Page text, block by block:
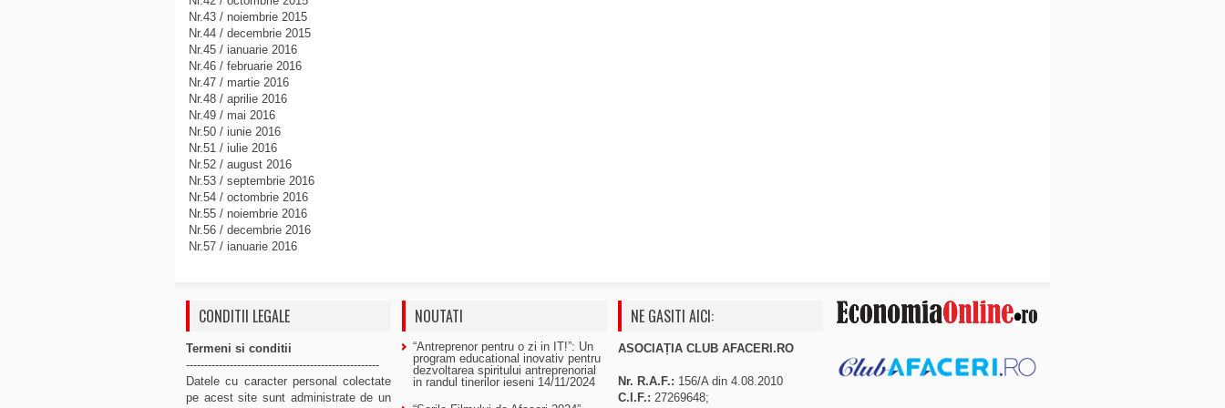
Nr.43 / noiembrie 2015
Nr.44 / decembrie 2015
Nr.45 / ianuarie 2016
Nr.46 / februarie 2016
Nr.47 / martie 2016
Nr.48 / aprilie 2016
Nr.49 / mai 2016
Nr.50 / iunie 2016
Nr.51 / iulie 2016
Nr.52 / august 2016
Nr.53 / septembrie 2016
Nr.54 / octombrie 2016
Nr.55 / noiembrie 2016
Nr.56 / decembrie 2016
Nr.57 / ianuarie 2016
CONDITII LEGALE
Termeni si conditii
-----------------------------------------------------
Datele cu caracter personal colectate
pe acest site sunt administrate de un
NOUTATI
“Antreprenor pentru o zi in IT!”: Un
program educational inovativ pentru
dezvoltarea spiritului antreprenorial
in randul tinerilor ieseni 14/11/2024
NE GASITI AICI:
ASOCIAȚIA CLUB AFACERI.RO
Nr. R.A.F.: 156/A din 4.08.2010
C.I.F.: 27269648;